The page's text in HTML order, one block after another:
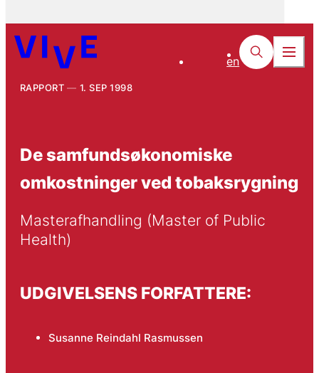
en
RAPPORT 1. SEP 1998
De samfundsøkonomiske
omkostninger ved tobaksrygning
Masterafhandling (Master of Public
Health)
UDGIVELSENS FORFATTERE:
Susanne Reindahl Rasmussen